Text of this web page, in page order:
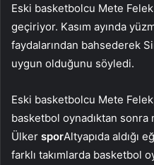
Eski basketbolcu Mete
geçiriyor. Kasım ayında
faydalarından bahsederek
uygun olduğunu söyledi.
Eski basketbolcu Mete
basketbol oynadıktan sonra
Ülker sporAltyapıda aldığı
farklı takımlarda basketbol